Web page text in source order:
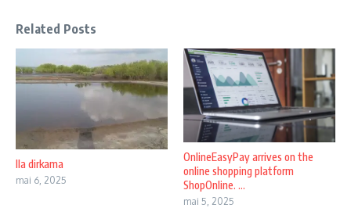
Related Posts
Ila dirkama
mai 6, 2025
OnlineEasyPay arrives on the
online shopping platform
ShopOnline. ...
mai 5, 2025